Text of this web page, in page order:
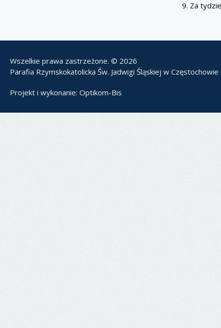
Za
Wszelkie prawa zastrzeżone. © 2026
Parafia Rzymskokatolicka Św. Jadwigi Śląskiej w Częstochowie
Projekt i wykonanie: Optikom-Bis